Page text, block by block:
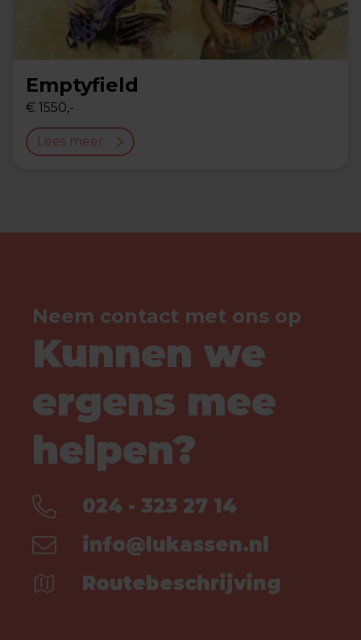
Emptyfield
€ 1550,-
Lees meer
Neem contact met ons op
Kunnen we
ergens mee
helpen?
024 - 323 27 14
info@lukassen.nl
Routebeschrijving